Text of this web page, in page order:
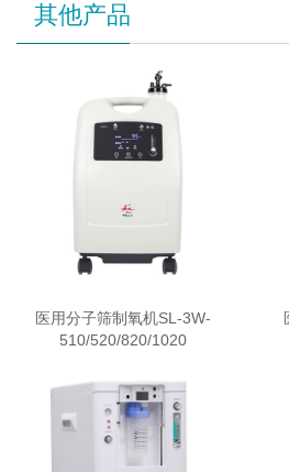
其他产品
医用分子筛制氧机SL-3W-
510/520/820/1020